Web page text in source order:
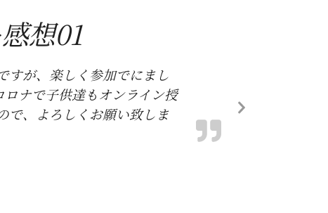
想01
すが、楽しく参加でにまし
ナで子供達もオンライン授
で、よろしくお願い致しま